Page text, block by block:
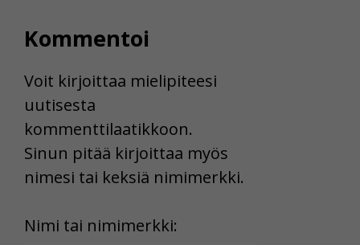
Kommentoi
Voit kirjoittaa mielipiteesi
uutisesta
kommenttilaatikkoon.
Sinun pitää kirjoittaa myös
nimesi tai keksiä nimimerkki.
Nimi tai nimimerkki: